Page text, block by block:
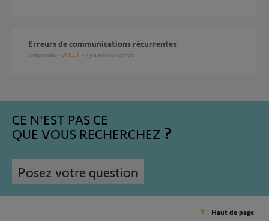
Erreurs de communications récurrentes
5 réponses VOLET il y a environ 2 mois
CE N'EST PAS CE
QUE VOUS RECHERCHEZ
Posez votre question
Haut de page